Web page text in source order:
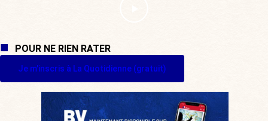
POUR NE RIEN RATER
Je m'inscris à La Quotidienne (gratuit)